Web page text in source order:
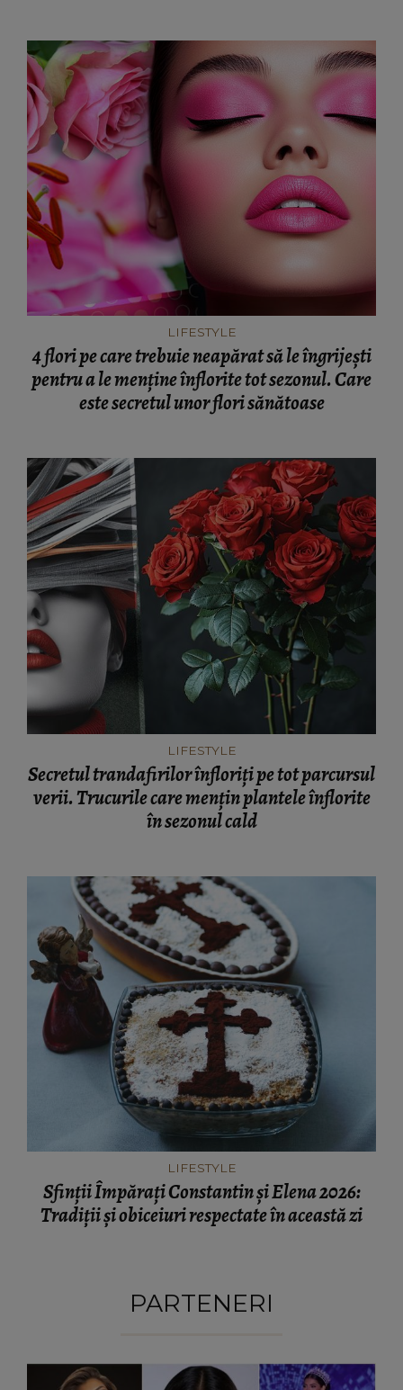
LIFESTYLE
4 flori pe care trebuie neapărat să le îngrijești
pentru a le menține înflorite tot sezonul. Care
este secretul unor flori sănătoase
LIFESTYLE
Secretul trandafirilor înfloriți pe tot parcursul
verii. Trucurile care mențin plantele înflorite
în sezonul cald
LIFESTYLE
Sfinții Împărați Constantin și Elena 2026:
Tradiții și obiceiuri respectate în această zi
PARTENERI